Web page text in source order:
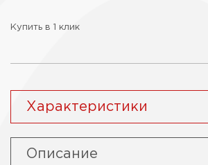
Купить в 1 клик
Характеристики
Описание